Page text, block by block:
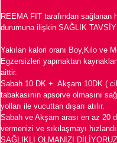
REEMA FIT tarafından sağlanan
durumuna ilişkin SAĞLIK
Yakılan kalori oranı Boy,Kilo ve
Egzersizleri yapmaktan
aittir.
Sabah 10 DK + Akşam 10DK (
tabakasının apsorve olmasını
yolları ile vucuttan dışarı atılır.
Sabah ve Akşam arası en az 20
vermenizi ve sıkılaşmayı
SAĞLIKLI OLMANIZI